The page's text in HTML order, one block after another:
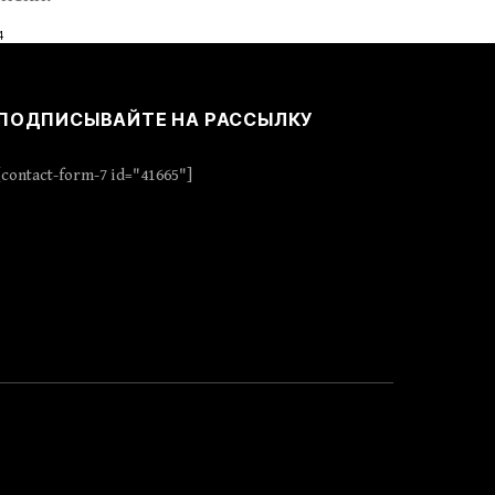
НА РАССЫЛКУ
[contact-form-7 id="41665"]